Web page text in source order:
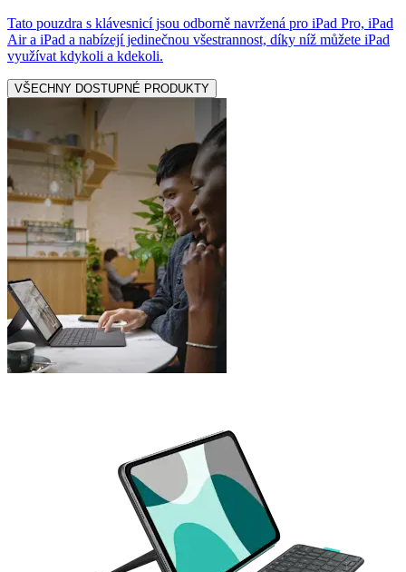
Tato pouzdra s klávesnicí jsou odborně navržená pro iPad Pro, iPad
Air a iPad a nabízejí jedinečnou všestrannost, díky níž můžete iPad
využívat kdykoli a kdekoli.
VŠECHNY DOSTUPNÉ PRODUKTY